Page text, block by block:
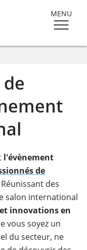
MENU
l'évènement
de
Réunissant des
salon international
innovations en
vous soyez un
du secteur, ne